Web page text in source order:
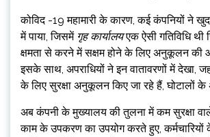
कोविद -19 महामारी के कारण, कई कंपनियों ने
में पाया, जिसमें गृह कार्यालयएक ऐसी गतिविधि थी
क्षमता से करने में सक्षम होने के लिए अनुकूलन की
इसके साथ, अपराधियों ने इन वातावरणों में देखा,
के लिए सुरक्षा अनुकूलन किए जा रहे हैं, घोटालों
अब कंपनी के मुख्यालय की तुलना में कम सुरक्षा
काम के उपकरण का उपयोग करते हुए, कर्मचारियों